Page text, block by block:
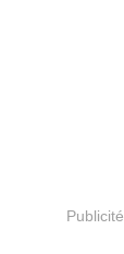
Publicité